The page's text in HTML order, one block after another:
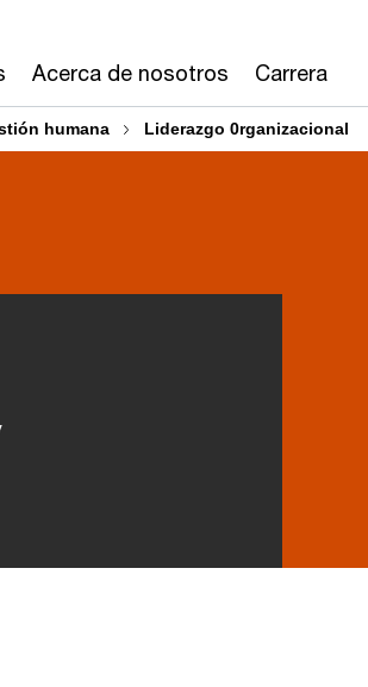
Acerca de nosotros Carrera
humana Liderazgo 0rganizacional